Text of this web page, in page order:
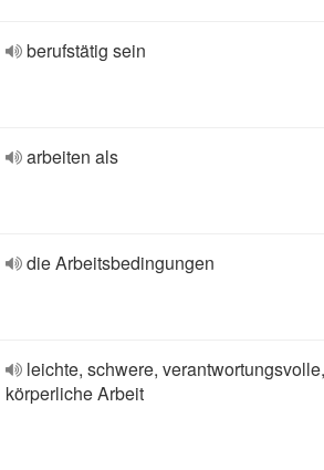
berufstätig sein
arbeiten als
die Arbeitsbedingungen
leichte, schwere,
körperliche Arbeit